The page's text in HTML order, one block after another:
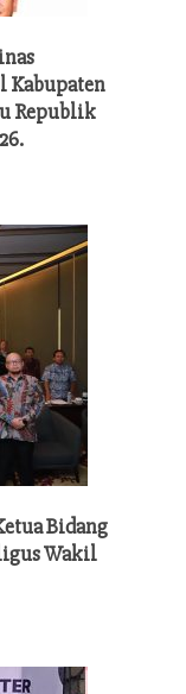
Kabupaten
Republik
Bidang
Wakil